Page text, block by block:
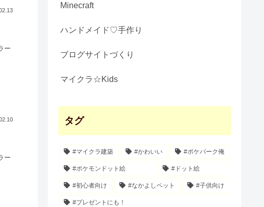
ー
ー
Minecraft
ハンドメイド♡手作り
ブログサイトづくり
マイクラ☆Kids
タグ
#マイクラ建築 #かわいい #ポケパーク俺
#ポケモンドット絵 #ドット絵
#初心者向け #なかよしペット #子供向け
#プレゼントにも！